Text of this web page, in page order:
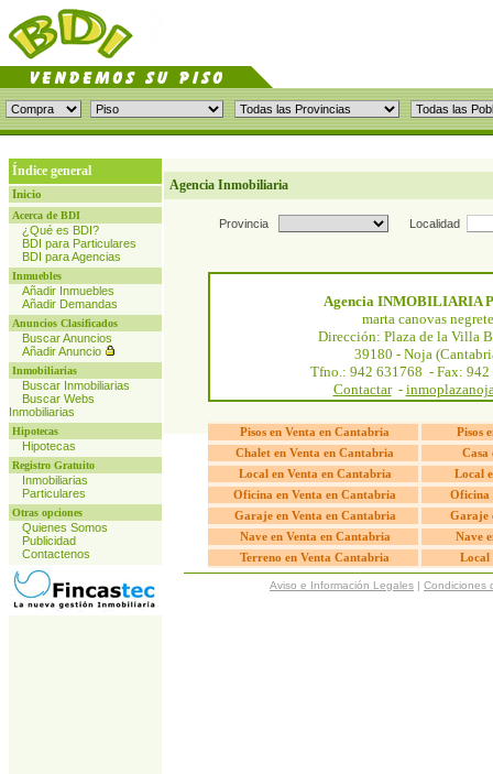
Índice general
Inicio
Acerca de BDI
¿Qué es BDI?
BDI para Particulares
BDI para Agencias
Inmuebles
Añadir Inmuebles
Añadir Demandas
Anuncios Clasificados
Buscar Anuncios
Añadir Anuncio
Inmobiliarias
Buscar Inmobiliarias
Buscar Webs
Inmobiliarias
Hipotecas
Hipotecas
Registro Gratuito
Inmobiliarias
Particulares
Otras opciones
Quienes Somos
Publicidad
Contactenos
Agencia Inmobiliaria
Provincia Localidad
Agencia INMOBILIARIA
marta canovas negrete
Dirección: Plaza de la Villa
39180 - Noja
Tfno.: 942 631768 - Fax: 942
Contactar-
Pisos en Venta en Cantabria
Pisos
Chalet en Venta en Cantabria
Casa
Local en Venta en Cantabria
Local
Oficina en Venta en Cantabria
Oficina
Garaje en Venta en Cantabria
Garaje
Nave en Venta en Cantabria
Nave
Terreno en Venta Cantabria
Local
Aviso e Información Legales | Condiciones